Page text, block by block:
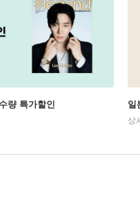
량 특가할인 일
상